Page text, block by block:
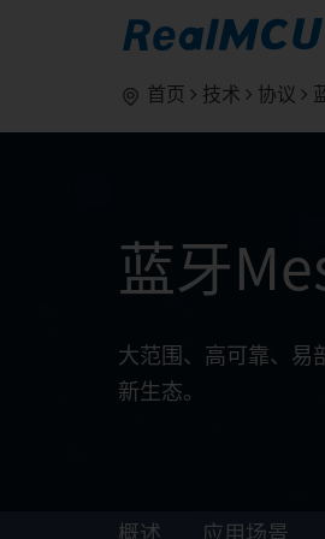
首页 技术 协议
蓝牙
大范围、高可靠、易
新生态。